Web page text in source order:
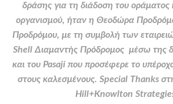
δράσης για τη διάδοση του οράματος
οργανισμού, ήταν η Θεοδώρα
Προδρόμου, με τη συμβολή των
Shell Διαμαντής Πρόδρομος μέσω της
και του Pasaji που προσέφερε το
στους καλεσμένους. Special Thanks
Hill+Knowlton